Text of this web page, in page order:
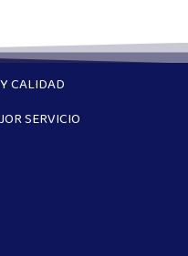
CALIDAD
SERVICIO